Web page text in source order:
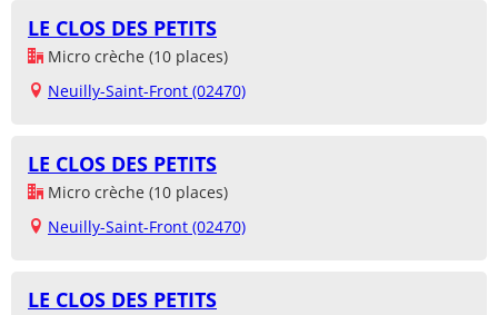
LE CLOS DES PETITS
Micro crèche (10 places)
Neuilly-Saint-Front (02470)
LE CLOS DES PETITS
Micro crèche (10 places)
Neuilly-Saint-Front (02470)
LE CLOS DES PETITS